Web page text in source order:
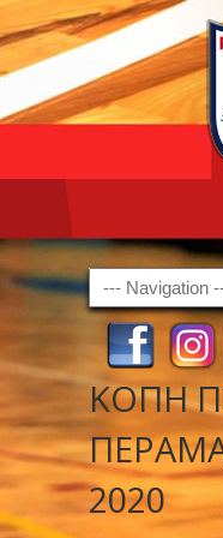
Navigation
ΚΟΠΗ
2020